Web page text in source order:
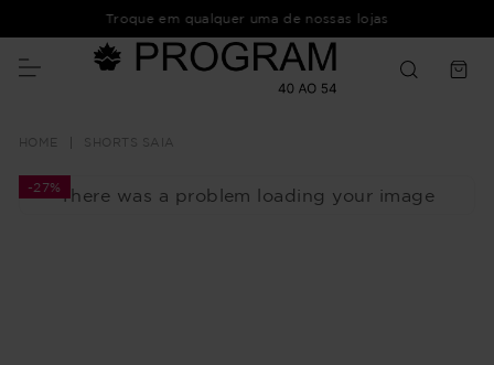
Troque em qualquer uma de nossas lojas
SHORTS SAIA
There was a problem loading your image
-27%